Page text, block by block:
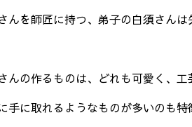
んを師匠に持つ、弟子の白須さん
んの作るものは、どれも可愛く、
手に取れるようなものが多いのも特